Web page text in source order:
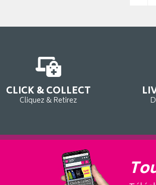
CLICK & COLLECT
Cliquez & Retirez